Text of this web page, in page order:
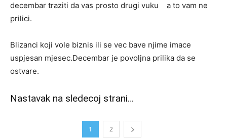
decembar traziti da vas prosto drugi vuku a to vam ne
prilici.
Blizanci koji vole biznis ili se vec bave njime imace
uspjesan mjesec.Decembar je povoljna prilika da se
ostvare.
Nastavak na sledecoj strani…
1 2